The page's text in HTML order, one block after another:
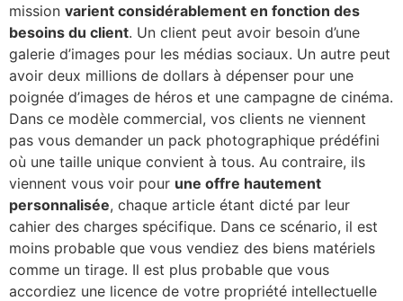
mission varient considérablement en fonction des
besoins du client. Un client peut avoir besoin d’une
galerie d’images pour les médias sociaux. Un autre peut
avoir deux millions de dollars à dépenser pour une
poignée d’images de héros et une campagne de cinéma.
Dans ce modèle commercial, vos clients ne viennent
pas vous demander un pack photographique prédéfini
où une taille unique convient à tous. Au contraire, ils
viennent vous voir pour une offre hautement
personnalisée, chaque article étant dicté par leur
cahier des charges spécifique. Dans ce scénario, il est
moins probable que vous vendiez des biens matériels
comme un tirage. Il est plus probable que vous
accordiez une licence de votre propriété intellectuelle